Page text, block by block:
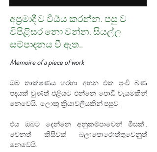
අප්‍රමාදී ව වීර්‍යය කරන්න. පසු ව
විපිළිසර නො වන්න. සියල්ල
සම්පාදනය වී ඇත..
Memoire of a piece of work
ඔබ තාක්ෂණය හරහා අහන එක පුංචි බණ
පදයක් වුණත් එළියට එන්නෙ පොඩි වෑයමකින්
නෙවෙයි.. ලොකු ක්‍රියාවලියකින් පසුව.
එය ඔබට දෙන්නෙ අනුකම්පාවෙන් මිසක්..
වෙනත් කිසිවක් බලාපොරොත්තුවෙනුත්
නෙවෙයි.